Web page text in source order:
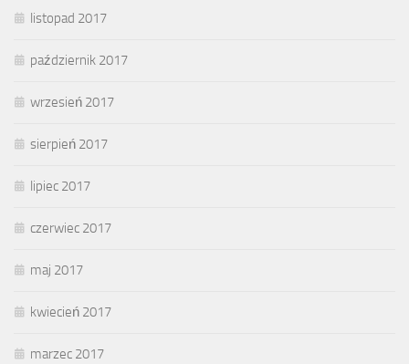
listopad 2017
październik 2017
wrzesień 2017
sierpień 2017
lipiec 2017
czerwiec 2017
maj 2017
kwiecień 2017
marzec 2017